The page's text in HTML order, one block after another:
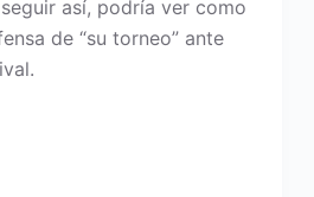
así, podría ver como
de “su torneo” ante